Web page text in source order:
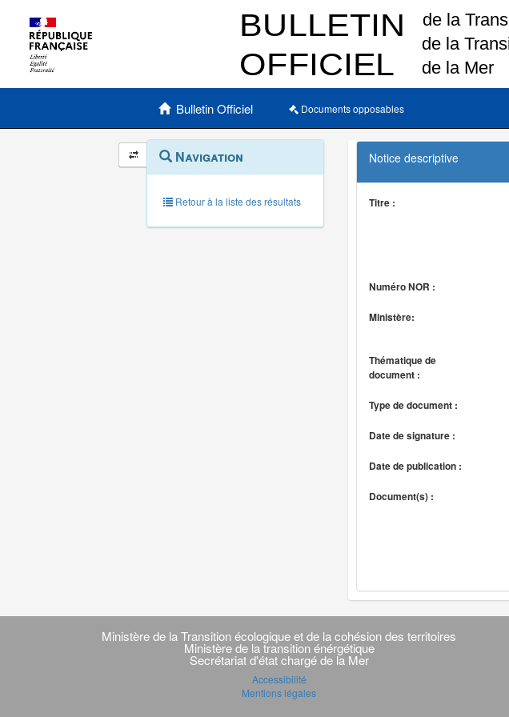
Menu principal
Bulletin Officiel Documents opposables
Navigation
et
outils
annexes
Menu
contextuel
Navigation
Retour à la liste des résultats
Notice descriptive
Titre :
Numéro NOR :
Ministère:
Thématique de
document :
Type de document :
Date de signature :
Date de publication :
Document(s) :
Navigation
transverseMinistère de la Transition écologique et de la cohésion des territoires
Ministère de la transition énérgétique
Secrétariat d'état chargé de la Mer
Accessibilité
Mentions légales